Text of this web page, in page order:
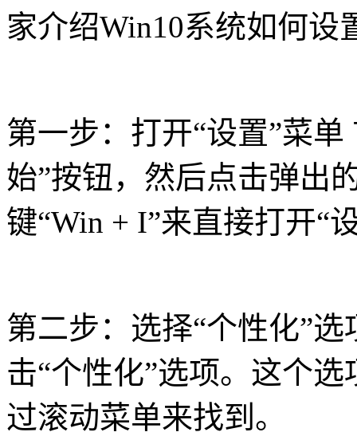
家介绍Win10系统如何设
第一步：打开“设置”菜
始”按钮，然后点击弹出
键“Win + I”来直接打开“
第二步：选择“个性化”
击“个性化”选项。这个
过滚动菜单来找到。